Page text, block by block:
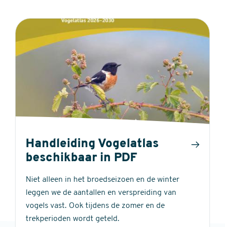
Handleiding Vogelatlas
beschikbaar in PDF
Niet alleen in het broedseizoen en de winter
leggen we de aantallen en verspreiding van
vogels vast. Ook tijdens de zomer en de
trekperioden wordt geteld.